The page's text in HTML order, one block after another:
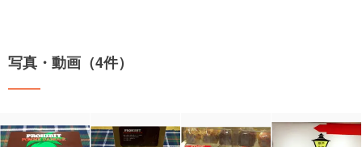
写真・動画（4件）